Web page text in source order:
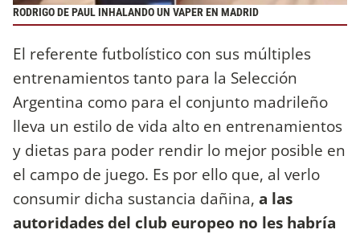
RODRIGO DE PAUL INHALANDO UN VAPER EN MADRID
El referente futbolístico con sus múltiples
entrenamientos tanto para la Selección
Argentina como para el conjunto madrileño
lleva un estilo de vida alto en entrenamientos
y dietas para poder rendir lo mejor posible en
el campo de juego. Es por ello que, al verlo
consumir dicha sustancia dañina, a las
autoridades del club europeo no les habría